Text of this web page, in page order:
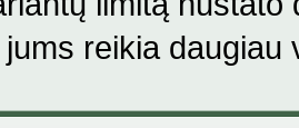
reikia daugiau